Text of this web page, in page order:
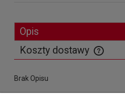
Opis
Koszty dostawy
Cena nie zawiera ewentualnych
Brak Opisu